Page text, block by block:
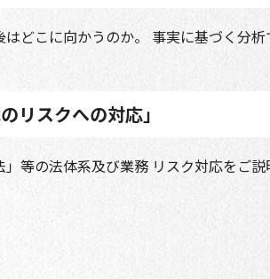
どこに向かうのか。 事実に基づく分
リスクへの対応」
等の法体系及び業務 リスク対応をご